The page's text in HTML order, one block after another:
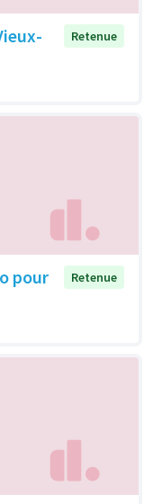
Retenue
pour
Retenue